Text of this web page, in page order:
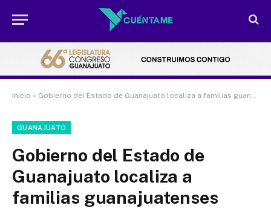
Inicio » Gobierno del Estado de Guanajuato localiza a familias guanajuatenses afectadas por incendios en California
GUANAJUATO
Gobierno del Estado de
Guanajuato localiza a
familias guanajuatenses